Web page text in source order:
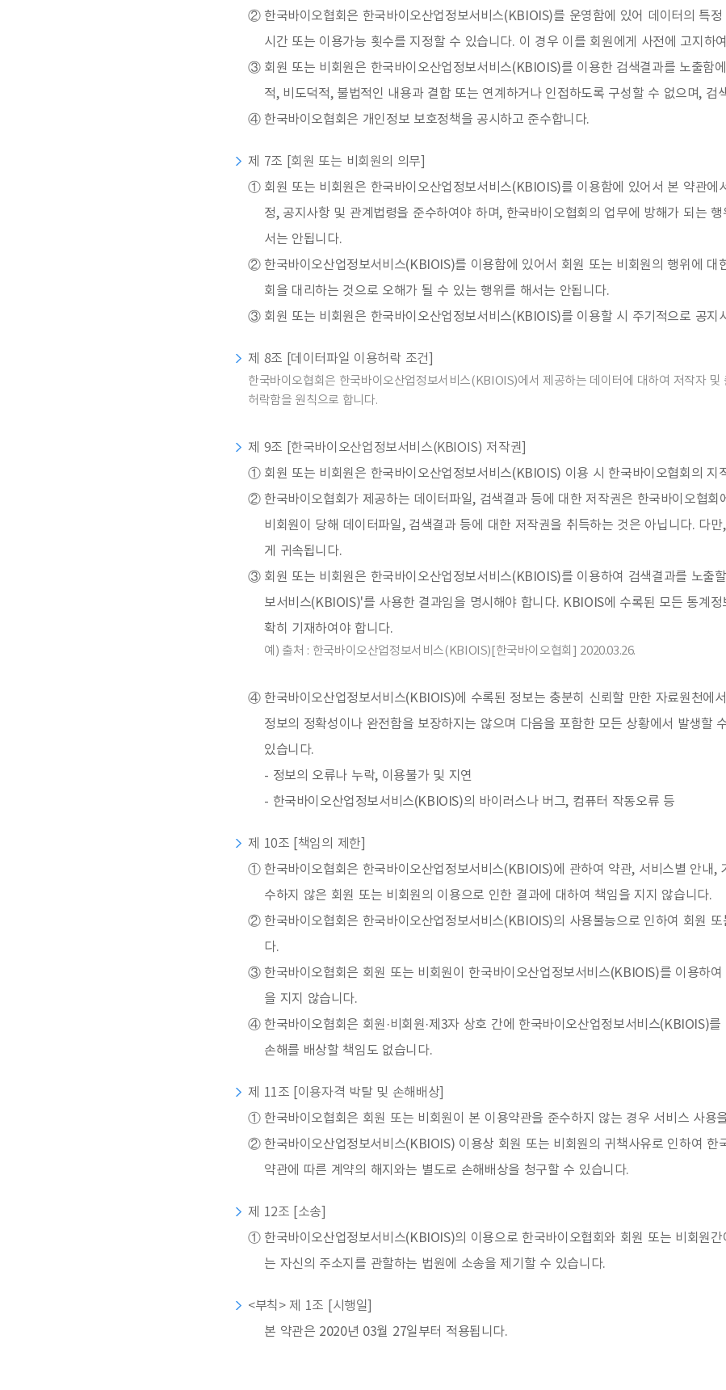
② 한국바이오협회은 한국바이오산업정보서비스(KBIOIS)를 운영함에 있어 데이터의 특
시간 또는 이용가능 횟수를 지정할 수 있습니다. 이 경우 이를 회원에게 사전에 고지하
③ 회원 또는 비회원은 한국바이오산업정보서비스(KBIOIS)를 이용한 검색결과를 노출함
적, 비도덕적, 불법적인 내용과 결합 또는 연계하거나 인접하도록 구성할 수 없으며, 검
④ 한국바이오협회은 개인정보 보호정책을 공시하고 준수합니다.
제 7조 [회원 또는 비회원의 의무]
① 회원 또는 비회원은 한국바이오산업정보서비스(KBIOIS)를 이용함에 있어서 본 약관
정, 공지사항 및 관계법령을 준수하여야 하며, 한국바이오협회의 업무에 방해가 되는
서는 안됩니다.
② 한국바이오산업정보서비스(KBIOIS)를 이용함에 있어서 회원 또는 비회원의 행위에
회을 대리하는 것으로 오해가 될 수 있는 행위를 해서는 안됩니다.
③ 회원 또는 비회원은 한국바이오산업정보서비스(KBIOIS)를 이용할 시 주기적으로 공지
제 8조 [데이터파일 이용허락 조건]
한국바이오협회은 한국바이오산업정보서비스(KBIOIS)에서 제공하는 데이터에 대하여 저작자
허락함을 원칙으로 합니다.
제 9조 [한국바이오산업정보서비스(KBIOIS) 저작권]
① 회원 또는 비회원은 한국바이오산업정보서비스(KBIOIS) 이용 시 한국바이오협회의 지
② 한국바이오협회가 제공하는 데이터파일, 검색결과 등에 대한 저작권은 한국바이오협
비회원이 당해 데이터파일, 검색결과 등에 대한 저작권을 취득하는 것은 아닙니다. 다
게 귀속됩니다.
③ 회원 또는 비회원은 한국바이오산업정보서비스(KBIOIS)를 이용하여 검색결과를 노출
보서비스(KBIOIS)'를 사용한 결과임을 명시해야 합니다. KBIOIS에 수록된 모든 통계
확히 기재하여야 합니다.
예) 출처 : 한국바이오산업정보서비스(KBIOIS)[한국바이오협회] 2020.03.26.
④ 한국바이오산업정보서비스(KBIOIS)에 수록된 정보는 충분히 신뢰할 만한 자료원천에
정보의 정확성이나 완전함을 보장하지는 않으며 다음을 포함한 모든 상황에서 발생할
있습니다.
- 정보의 오류나 누락, 이용불가 및 지연
- 한국바이오산업정보서비스(KBIOIS)의 바이러스나 버그, 컴퓨터 작동오류 등
제 10조 [책임의 제한]
① 한국바이오협회은 한국바이오산업정보서비스(KBIOIS)에 관하여 약관, 서비스별 안내
수하지 않은 회원 또는 비회원의 이용으로 인한 결과에 대하여 책임을 지지 않습니다.
② 한국바이오협회은 한국바이오산업정보서비스(KBIOIS)의 사용불능으로 인하여 회원
다.
③ 한국바이오협회은 회원 또는 비회원이 한국바이오산업정보서비스(KBIOIS)를 이용하
을 지지 않습니다.
④ 한국바이오협회은 회원·비회원·제3자 상호 간에 한국바이오산업정보서비스(KBIOIS)
손해를 배상할 책임도 없습니다.
제 11조 [이용자격 박탈 및 손해배상]
① 한국바이오협회은 회원 또는 비회원이 본 이용약관을 준수하지 않는 경우 서비스 사용
② 한국바이오산업정보서비스(KBIOIS) 이용상 회원 또는 비회원의 귀책사유로 인하여
약관에 따른 계약의 해지와는 별도로 손해배상을 청구할 수 있습니다.
제 12조 [소송]
① 한국바이오산업정보서비스(KBIOIS)의 이용으로 한국바이오협회와 회원 또는 비회원
는 자신의 주소지를 관할하는 법원에 소송을 제기할 수 있습니다.
<부칙> 제 1조 [시행일]
본 약관은 2020년 03월 27일부터 적용됩니다.